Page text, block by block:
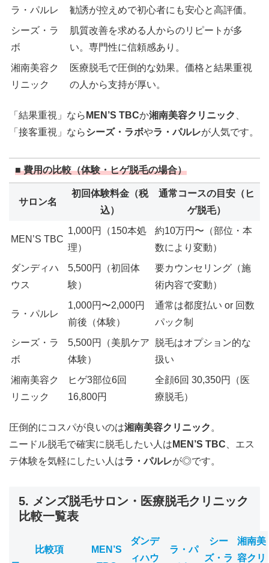
ラ・パルレ
勧誘が控えめで初心者にも安心と高評価。
シーズ・ラ
ボ
肌質改善を求める人からのリピートが多
い。専門性に信頼感あり。
湘南美容ク
リニック
医療脱毛で圧倒的な効果。価格と結果重視
の人から支持が厚い。
「結果重視」なら MEN’S TBCか湘南美容クリニック
「接客重視」ならシーズ・ラボやラ・パルレが人気です。
■ 費用の比較（体験・ヒゲ脱毛の場合）
サロン名
初回体験料金（税
込）
通常コースの目安（ヒ
ゲ脱毛）
MEN’S TBC
1,000円（150本処
理）
約10万円〜（部位・本
数により変動）
ダンディハ
ウス
5,500円（初回体
験）
要カウンセリング（施
術内容で変動）
ラ・パルレ
1,000円〜2,000円
前後（体験）
通常は都度払い or 回数
パック制
シーズ・ラ
ボ
5,500円（美肌ケア
体験）
脱毛はオプション的な
扱い
湘南美容ク
リニック
ヒゲ3部位6回
16,800円
全顔6回 30,350円（医
療脱毛）
圧倒的にコスパが良いのは湘南美容クリニック 。
ニードル脱毛で確実に脱毛したい人は MEN’S TBC 、エス
テ体験を気軽にしたい人はラ・パルレが◎です。
5. メンズ脱毛サロン・医療脱毛クリニック
比較一覧表
比較項
MEN’S
ダンデ
ィハウ
ラ・パ
シー
ズ・ラ
湘南美
容クリ